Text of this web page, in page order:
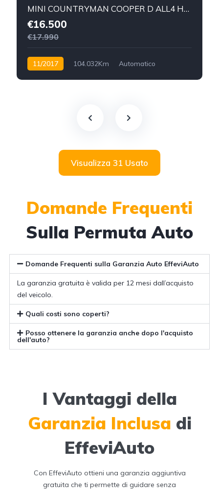
MINI COUNTRYMAN COOPER D ALL4 HYPE 150CV
€16.500
€17.990
11/2017 104.032Km
Automatico
Visualizza 31 Usato
Domande Frequenti
Sulla Permuta Auto
Domande Frequenti sulla Garanzia Auto EffeviAuto
La garanzia gratuita è valida per 12 mesi dall’acquisto
del veicolo.
Quali costi sono coperti?
Posso ottenere la garanzia anche dopo l'acquisto
dell'auto?
I Vantaggi della
Garanzia Inclusa di
EffeviAuto
Con EffeviAuto ottieni una garanzia aggiuntiva
gratuita che ti permette di guidare senza